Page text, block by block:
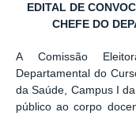
EDITAL DE
CHEFE DO
A Comissão
Departamental do
da Saúde, Campus I
público ao corpo